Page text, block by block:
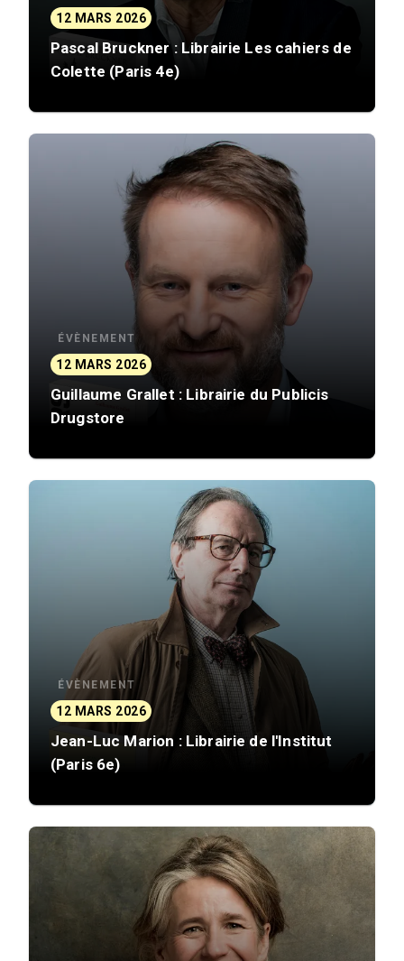
12 MARS 2026
Pascal Bruckner : Librairie Les cahiers de
Colette (Paris 4e)
ÉVÈNEMENT
12 MARS 2026
Guillaume Grallet : Librairie du Publicis
Drugstore
ÉVÈNEMENT
12 MARS 2026
Jean-Luc Marion : Librairie de l'Institut
(Paris 6e)